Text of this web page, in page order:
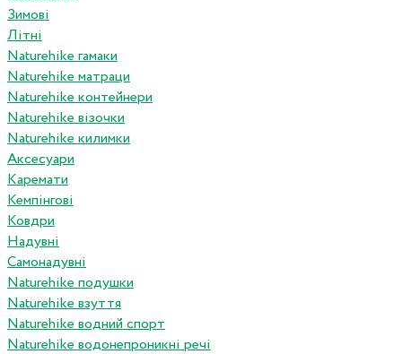
Зимові
Літні
Naturehike гамаки
Naturehike матраци
Naturehike контейнери
Naturehike візочки
Naturehike килимки
Аксесуари
Каремати
Кемпінгові
Ковдри
Надувні
Самонадувні
Naturehike подушки
Naturehike взуття
Naturehike водний спорт
Naturehike водонепроникні речі